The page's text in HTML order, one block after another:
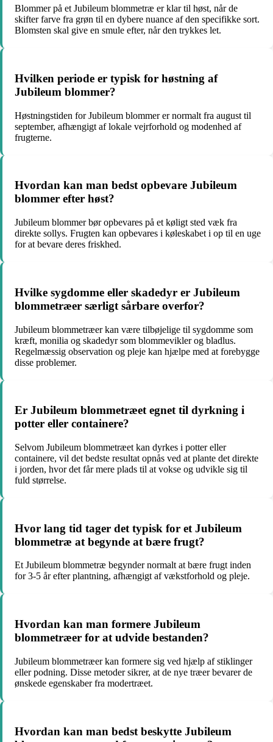
Blommer på et Jubileum blommetræ er klar til høst, når de
skifter farve fra grøn til en dybere nuance af den specifikke sort.
Blomsten skal give en smule efter, når den trykkes let.
Hvilken periode er typisk for høstning af
Jubileum blommer?
Høstningstiden for Jubileum blommer er normalt fra august til
september, afhængigt af lokale vejrforhold og modenhed af
frugterne.
Hvordan kan man bedst opbevare Jubileum
blommer efter høst?
Jubileum blommer bør opbevares på et køligt sted væk fra
direkte sollys. Frugten kan opbevares i køleskabet i op til en uge
for at bevare deres friskhed.
Hvilke sygdomme eller skadedyr er Jubileum
blommetræer særligt sårbare overfor?
Jubileum blommetræer kan være tilbøjelige til sygdomme som
kræft, monilia og skadedyr som blommevikler og bladlus.
Regelmæssig observation og pleje kan hjælpe med at forebygge
disse problemer.
Er Jubileum blommetræet egnet til dyrkning i
potter eller containere?
Selvom Jubileum blommetræet kan dyrkes i potter eller
containere, vil det bedste resultat opnås ved at plante det direkte
i jorden, hvor det får mere plads til at vokse og udvikle sig til
fuld størrelse.
Hvor lang tid tager det typisk for et Jubileum
blommetræ at begynde at bære frugt?
Et Jubileum blommetræ begynder normalt at bære frugt inden
for 3-5 år efter plantning, afhængigt af vækstforhold og pleje.
Hvordan kan man formere Jubileum
blommetræer for at udvide bestanden?
Jubileum blommetræer kan formere sig ved hjælp af stiklinger
eller podning. Disse metoder sikrer, at de nye træer bevarer de
ønskede egenskaber fra modertræet.
Hvordan kan man bedst beskytte Jubileum